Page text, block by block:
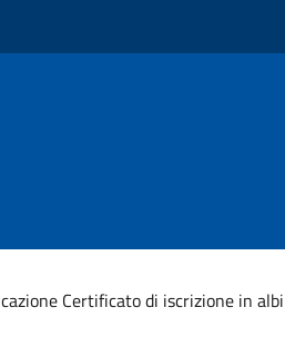
Certificato di iscrizione in